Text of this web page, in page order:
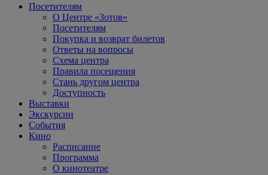
Посетителям
О Центре «Зотов»
Посетителям
Покупка и возврат билетов
Ответы на вопросы
Схема центра
Правила посещения
Стань другом центра
Доступность
Выставки
Экскурсии
События
Кино
Расписание
Программа
О кинотеатре